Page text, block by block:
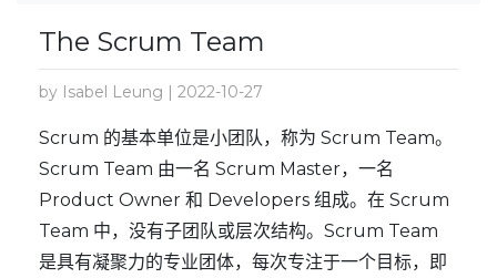
The Scrum Team
by Isabel Leung | 2022-10-27
Scrum 的基本单位是小团队，称为 Scrum Team。
Scrum Team 由一名 Scrum Master，一名
Product Owner 和 Developers 组成。在 Scrum
Team 中，没有子团队或层次结构。Scrum Team
是具有凝聚力的专业团体，每次专注于一个目标，即